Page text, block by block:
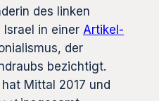
des linken
in einer Artikel-
der
bezichtigt.
Mittal 2017 und